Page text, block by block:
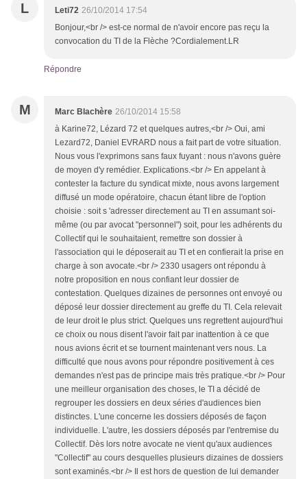
L Leti72 26/10/2014 17:54
Bonjour,<br /> est-ce normal de n'avoir encore pas reçu la
convocation du TI de la Flèche ?Cordialement.LR
Répondre
M Marc Blachère 26/10/2014 15:58
à Karine72, Lézard 72 et quelques autres,<br /> Oui, ami
Lezard72, Daniel EVRARD nous a fait part de votre situation.
Nous vous l'exprimons sans faux fuyant : nous n'avons guère
de moyen d'y remédier. Explications.<br /> En appelant à
contester la facture du syndicat mixte, nous avons largement
diffusé un mode opératoire, chacun étant libre de l'option
choisie : soit s 'adresser directement au TI en assumant soi-
même (ou par avocat "personnel") soit, pour les adhérents du
Collectif qui le souhaitaient, remettre son dossier à
l'association qui le déposerait au TI et en confierait la prise en
charge à son avocate.<br /> 2330 usagers ont répondu à
notre proposition en nous confiant leur dossier de
contestation. Quelques dizaines de personnes ont envoyé ou
déposé leur dossier directement au greffe du TI. Cela relevait
de leur droit le plus strict. Quelques uns regrettent aujourd'hui
ce choix ou nous disent l'avoir fait par inattention à ce que
nous avions écrit et se tournent maintenant vers nous. La
difficulté que nous avons pour répondre positivement à ces
demandes n'est pas de principe mais très pratique.<br /> Pour
une meilleur organisation des choses, le TI a décidé de
regrouper les dossiers en deux séries d'audiences bien
distinctes. L'une concerne les dossiers déposés de façon
individuelle. L'autre, les dossiers déposés par l'entremise du
Collectif. Dès lors notre avocate ne vient qu'aux audiences
"Collectif" au cours desquelles plusieurs dizaines de dossiers
sont examinés.<br /> Il est hors de question de lui demander